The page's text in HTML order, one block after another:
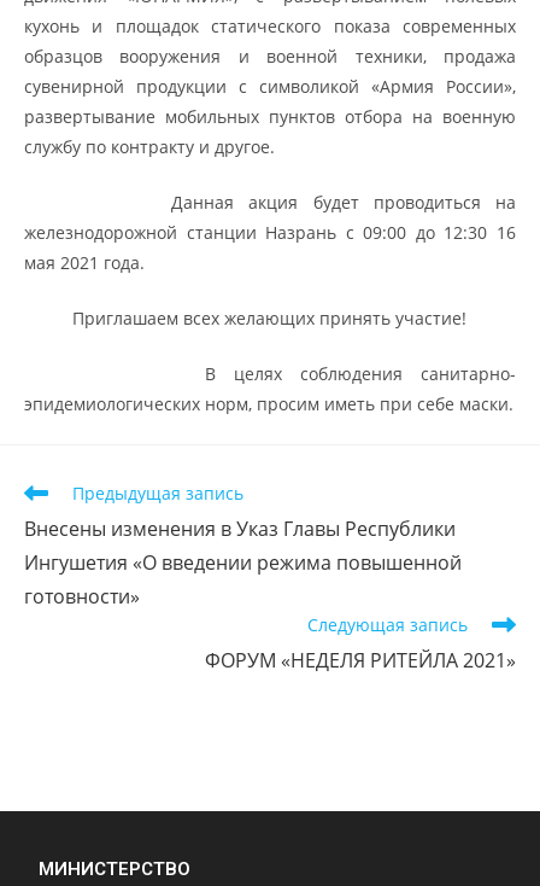
кухонь и площадок статического показа современных
образцов вооружения и военной техники, продажа
сувенирной продукции с символикой «Армия России»,
развертывание мобильных пунктов отбора на военную
службу по контракту и другое.
Данная акция будет проводиться на
железнодорожной станции Назрань с 09:00 до 12:30 16
мая 2021 года.
Приглашаем всех желающих принять участие!
В целях соблюдения санитарно-
эпидемиологических норм, просим иметь при себе маски.
Предыдущая запись
Внесены изменения в Указ Главы Республики
Ингушетия «О введении режима повышенной
готовности»
Следующая запись
ФОРУМ «НЕДЕЛЯ РИТЕЙЛА 2021»
МИНИСТЕРСТВО